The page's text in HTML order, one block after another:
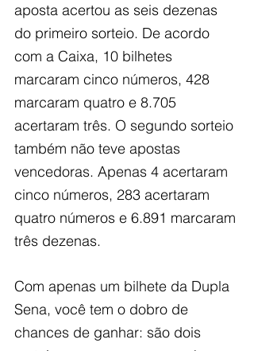
aposta acertou as seis dezenas
do primeiro sorteio. De acordo
com a Caixa, 10 bilhetes
marcaram cinco números, 428
marcaram quatro e 8.705
acertaram três. O segundo sorteio
também não teve apostas
vencedoras. Apenas 4 acertaram
cinco números, 283 acertaram
quatro números e 6.891 marcaram
três dezenas.
Com apenas um bilhete da Dupla
Sena, você tem o dobro de
chances de ganhar: são dois